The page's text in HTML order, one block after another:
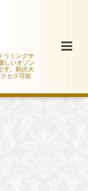
リミングサ
しいオゾン
す。駒沢大
セス可能